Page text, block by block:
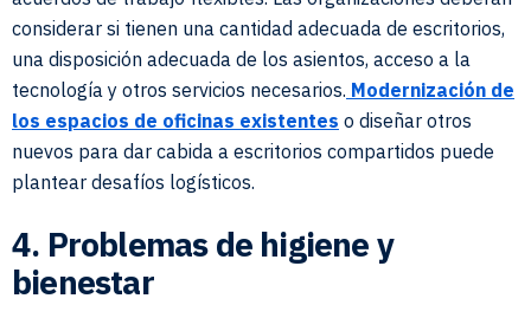
considerar si tienen una cantidad adecuada de escritorios,
una disposición adecuada de los asientos, acceso a la
tecnología y otros servicios necesarios. Modernización de
los espacios de oficinas existentes o diseñar otros
nuevos para dar cabida a escritorios compartidos puede
plantear desafíos logísticos.
4. Problemas de higiene y
bienestar